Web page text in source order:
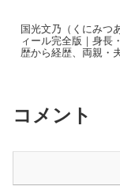
国光文乃（くにみつ
ィール完全版｜身長
歴から経歴、両親・
コメント